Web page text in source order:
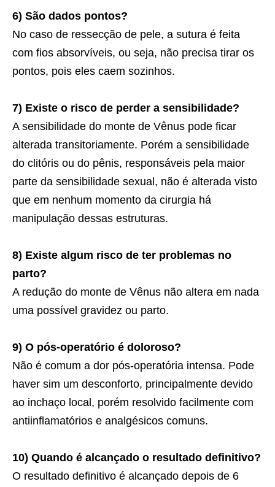
6) São dados pontos?
No caso de ressecção de pele, a sutura é feita
com fios absorvíveis, ou seja, não precisa tirar os
pontos, pois eles caem sozinhos.
7) Existe o risco de perder a sensibilidade?
A sensibilidade do monte de Vênus pode ficar
alterada transitoriamente. Porém a sensibilidade
do clitóris ou do pênis, responsáveis pela maior
parte da sensibilidade sexual, não é alterada visto
que em nenhum momento da cirurgia há
manipulação dessas estruturas.
8) Existe algum risco de ter problemas no
parto?
A redução do monte de Vênus não altera em nada
uma possível gravidez ou parto.
9) O pós-operatório é doloroso?
Não é comum a dor pós-operatória intensa. Pode
haver sim um desconforto, principalmente devido
ao inchaço local, porém resolvido facilmente com
antiinflamatórios e analgésicos comuns.
10) Quando é alcançado o resultado definitivo?
O resultado definitivo é alcançado depois de 6